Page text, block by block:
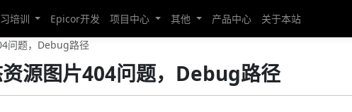
培训 Epicor开发 项目中心 其他 产品中心 关于本站
问题，Debug路径
资源图片404问题，Debug路径